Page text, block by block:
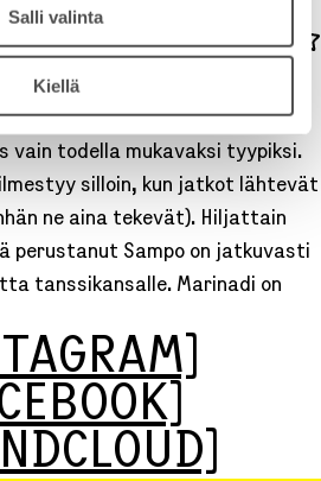
Salli valinta
Kiellä
16.8. / 21:00
on uppopaistettu grooven
kutsuvat häntä techin
vain todella mukavaksi tyypiksi.
ilmestyy silloin, kun jatkot lähtevät
ne aina tekevät). Hiljattain
perustanut Sampo on jatkuvasti
tanssikansalle. Marinadi on